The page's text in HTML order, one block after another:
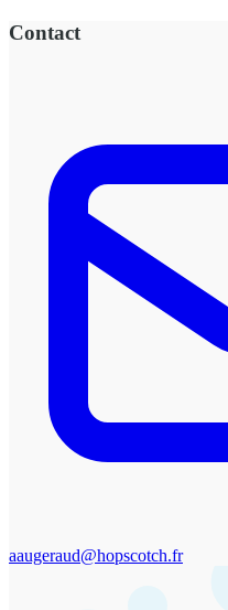
Contact
aaugeraud@hopscotch.fr